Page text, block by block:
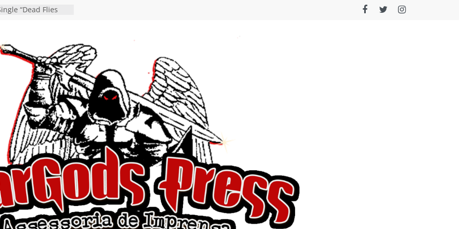
“Hellforge”
detalha a
Rig” definitivo
Hell’s Heroes
de guitar & bass
“Eclipse”, segundo
“Dreaming”
a
e a artificialidade
e videoclipe de